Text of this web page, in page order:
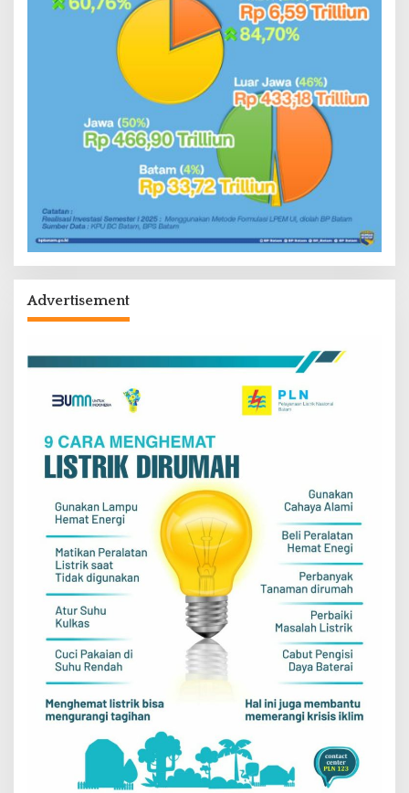
Advertisement